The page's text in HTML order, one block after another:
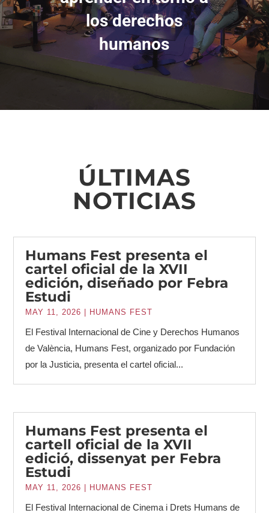
los derechos
humanos
ÚLTIMAS
NOTICIAS
Humans Fest presenta el
cartel oficial de la XVII
edición, diseñado por Febra
Estudi
MAY 11, 2026 HUMANS FEST
El Festival Internacional de Cine y Derechos Humanos
de València, Humans Fest, organizado por Fundación
por la Justicia, presenta el cartel oficial...
Humans Fest presenta el
cartell oficial de la XVII
edició, dissenyat per Febra
Estudi
MAY 11, 2026 HUMANS FEST
El Festival Internacional de Cinema i Drets Humans de